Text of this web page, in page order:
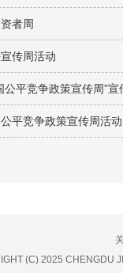
者周
传周活动
公平竞争政策宣传周”宣
平竞争政策宣传周活
(C) 2025 CHENGDU